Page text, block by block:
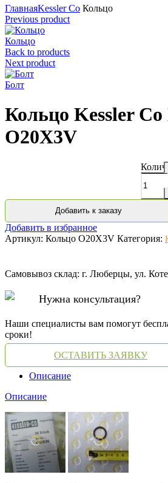
ГлавнаяKessler Co Кольцо
Previous product
Кольцо
Back to products
Next product
Болт
Кольцо Kessler
O20X3V
Добавить к заказу
Добавить в избранное
Артикул: Кольцо O20X3V Категория:
Самовывоз склад: г. Люберцы, ул.
Нужна консультация?
Наши специалисты вам помогут
сроки!
ОСТАВИТЬ ЗАЯВКУ
Описание
Описание